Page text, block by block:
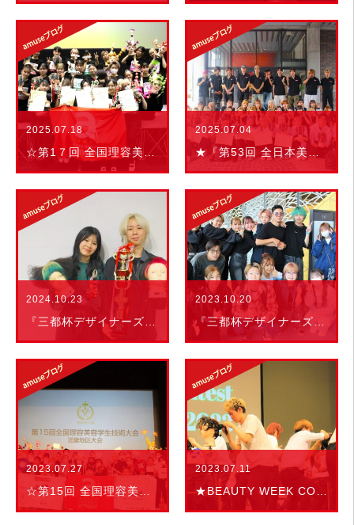
2025.07.18
☆第1７回 全国理容美容学生技術大会 近畿地区大会
2025.07.04
2024.10.23 2023.10.20
2023.07.27
☆第15回 全国理容美容学生技術大会 近畿地区大会
2023.07.11